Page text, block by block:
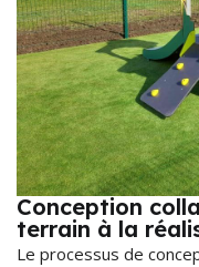
Conception
terrain à la
Le processus de